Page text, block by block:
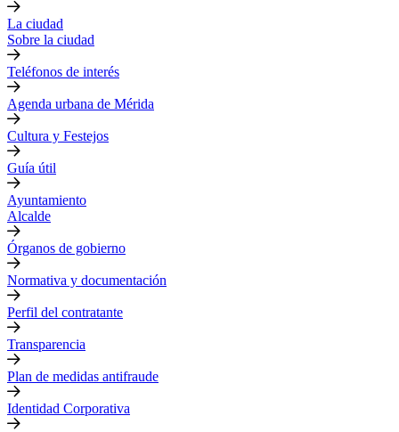
La ciudad
Sobre la ciudad
Teléfonos de interés
Agenda urbana de Mérida
Cultura y Festejos
Guía útil
Ayuntamiento
Alcalde
Órganos de gobierno
Normativa y documentación
Perfil del contratante
Transparencia
Plan de medidas antifraude
Identidad Corporativa